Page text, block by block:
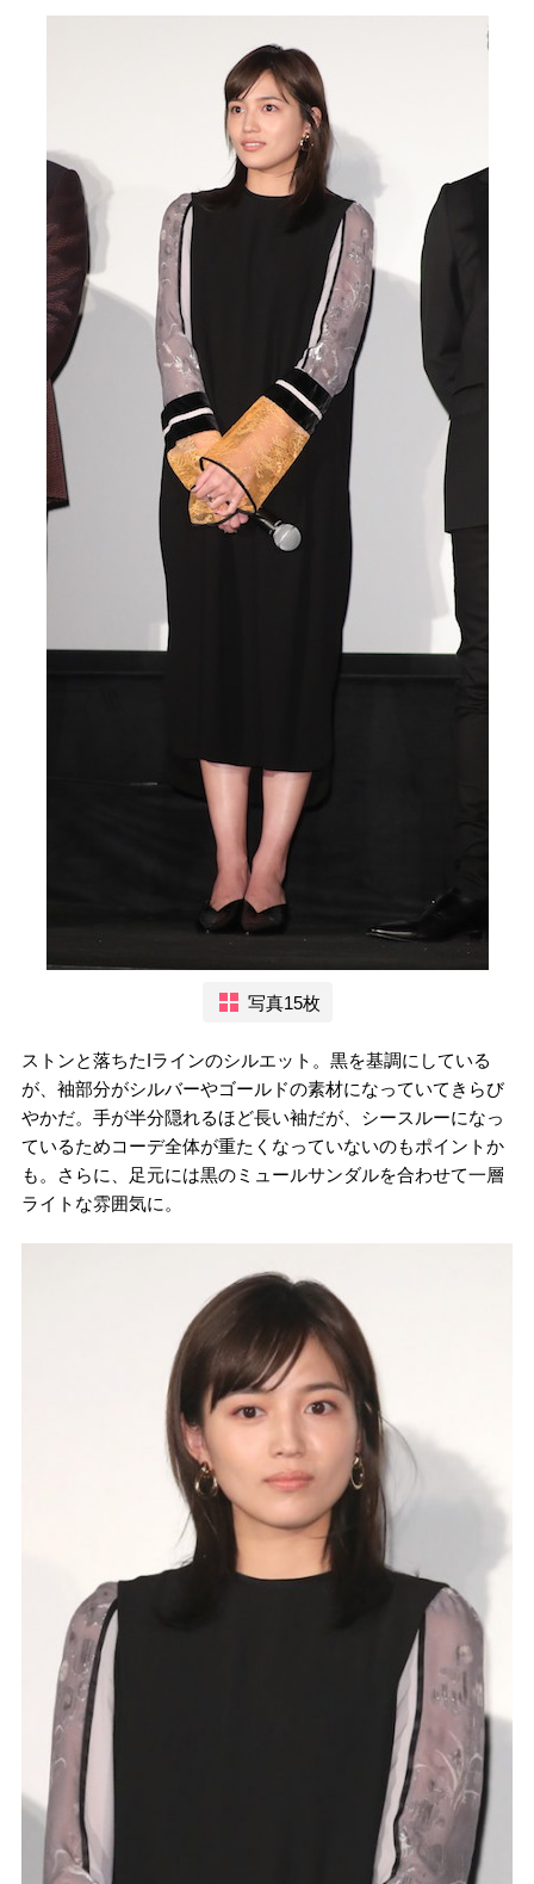
写真15枚
ストンと落ちたIラインのシルエット。黒を基調にしている
が、袖部分がシルバーやゴールドの素材になっていてきらび
やかだ。手が半分隠れるほど長い袖だが、シースルーになっ
ているためコーデ全体が重たくなっていないのもポイントか
も。さらに、足元には黒のミュールサンダルを合わせて一層
ライトな雰囲気に。